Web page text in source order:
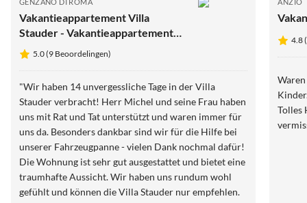
Vakantieappartement Villa
Stauder - Vakantieappartement
Olivi5.0 (9 Beoordelingen)
"Wir haben 14 unvergessliche Tage in der Villa
Stauder verbracht! Herr Michel und seine Frau haben
uns mit Rat und Tat unterstützt und waren immer für
uns da. Besonders dankbar sind wir für die Hilfe bei
unserer Fahrzeugpanne - vielen Dank nochmal dafür!
Die Wohnung ist sehr gut ausgestattet und bietet eine
traumhafte Aussicht. Wir haben uns rundum wohl
gefühlt und können die Villa Stauder nur empfehlen.
4.8
Tolles